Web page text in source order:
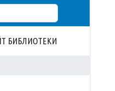
БИБЛИОТЕКИ